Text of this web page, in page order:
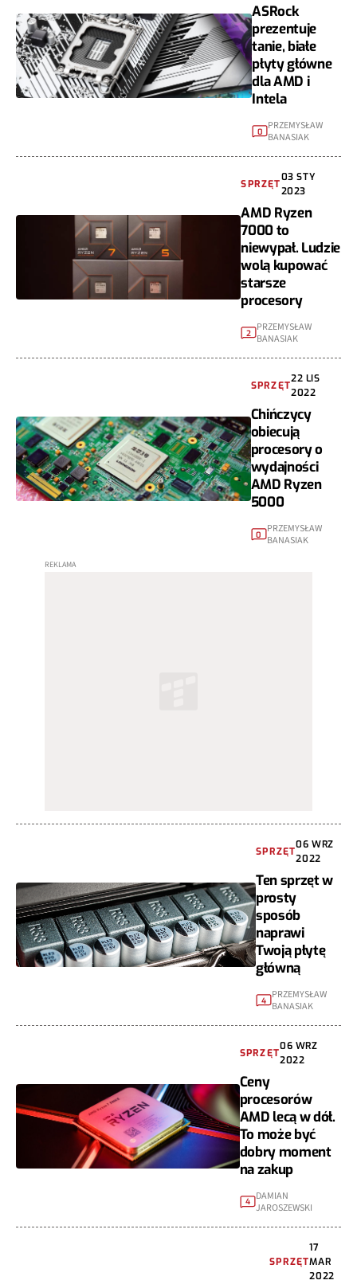
ASRock
prezentuje
tanie, białe
płyty główne
dla AMD i
Intela
0
PRZEMYSŁAW
BANASIAK
SPRZĘT
03 STY
2023
AMD Ryzen
7000 to
niewypał. Ludzie
wolą kupować
starsze
procesory
2
PRZEMYSŁAW
BANASIAK
SPRZĘT
22 LIS
2022
Chińczycy
obiecują
procesory o
wydajności
AMD Ryzen
5000
0 PRZEMYSŁAW
BANASIAK
SPRZĘT
06 WRZ
2022
Ten sprzęt w
prosty
sposób
naprawi
Twoją płytę
główną
4
PRZEMYSŁAW
BANASIAK
SPRZĘT
06 WRZ
2022
Ceny
procesorów
AMD lecą w dół.
To może być
dobry moment
na zakup
4
DAMIAN
JAROSZEWSKI
SPRZĘT
17
MAR
2022